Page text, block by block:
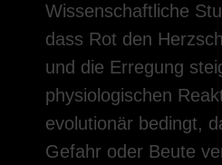
Wissenschaftliche
dass Rot den
und die Erregung
physiologischen
evolutionär bedingt,
Gefahr oder Beute